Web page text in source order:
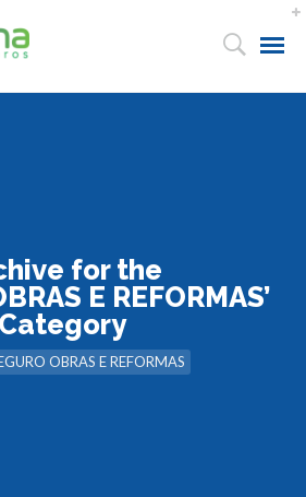
for the
E REFORMAS’
Category
OBRAS E REFORMAS